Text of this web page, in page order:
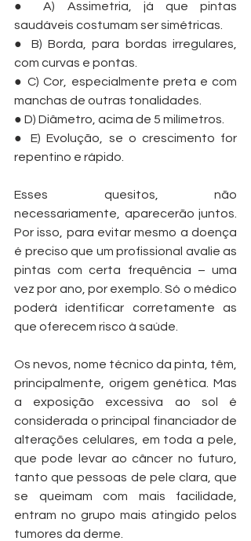
● A) Assimetria, já que pintas
saudáveis costumam ser simétricas.
● B) Borda, para bordas irregulares,
com curvas e pontas.
● C) Cor, especialmente preta e com
manchas de outras tonalidades.
● D) Diâmetro, acima de 5 milímetros.
● E) Evolução, se o crescimento for
repentino e rápido.
Esses quesitos, não
necessariamente, aparecerão juntos.
Por isso, para evitar mesmo a doença
é preciso que um profissional avalie as
pintas com certa frequência – uma
vez por ano, por exemplo. Só o médico
poderá identificar corretamente as
que oferecem risco à saúde.
Os nevos, nome técnico da pinta, têm,
principalmente, origem genética. Mas
a exposição excessiva ao sol é
considerada o principal financiador de
alterações celulares, em toda a pele,
que pode levar ao câncer no futuro,
tanto que pessoas de pele clara, que
se queimam com mais facilidade,
entram no grupo mais atingido pelos
tumores da derme.